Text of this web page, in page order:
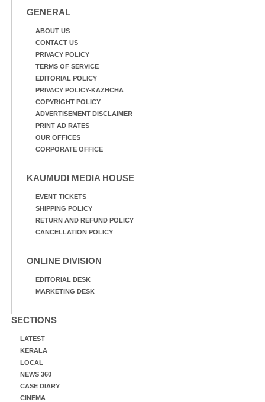
ഫുട്ബോൾ കളികളിൽ
കുട്ടികൾ
GENERAL
ABOUT US
CONTACT US
PRIVACY POLICY
TERMS OF SERVICE
EDITORIAL POLICY
PRIVACY POLICY-KAZHCHA
COPYRIGHT POLICY
ADVERTISEMENT DISCLAIMER
PRINT AD RATES
OUR OFFICES
CORPORATE OFFICE
KAUMUDI MEDIA HOUSE
EVENT TICKETS
SHIPPING POLICY
RETURN AND REFUND POLICY
CANCELLATION POLICY
ONLINE DIVISION
EDITORIAL DESK
MARKETING DESK
SECTIONS
LATEST
KERALA
LOCAL
NEWS 360
CASE DIARY
CINEMA